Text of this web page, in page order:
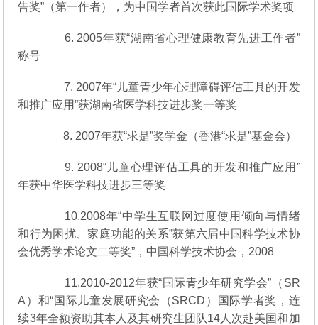
告奖”（第一作者），为中国学者首次获此国际学术奖项
6. 2005年获“湖南省心理健康教育先进工作者”
称号
7. 2007年“儿童青少年心理障碍评估工具的开发
和推广应用”获湖南省医学科技进步奖一等奖
8. 2007年获“求是”奖学金（香港“求是”基金会）
9. 2008“儿童心理评估工具的开发和推广应用”
年获中华医学科技进步三等奖
10.2008年“中学生互联网过度使用倾向与情绪
和行为困扰、家庭功能的关系”获第六届中国科学技术协
会优秀学术论文二等奖”，中国科学技术协会，2008
11.2010-2012年获“国际青少年研究学会”（SR
A）和“国际儿童发展研究会（SRCD）国际学者奖，连
续3年全额资助其本人及其研究生团队14人次赴美国和加